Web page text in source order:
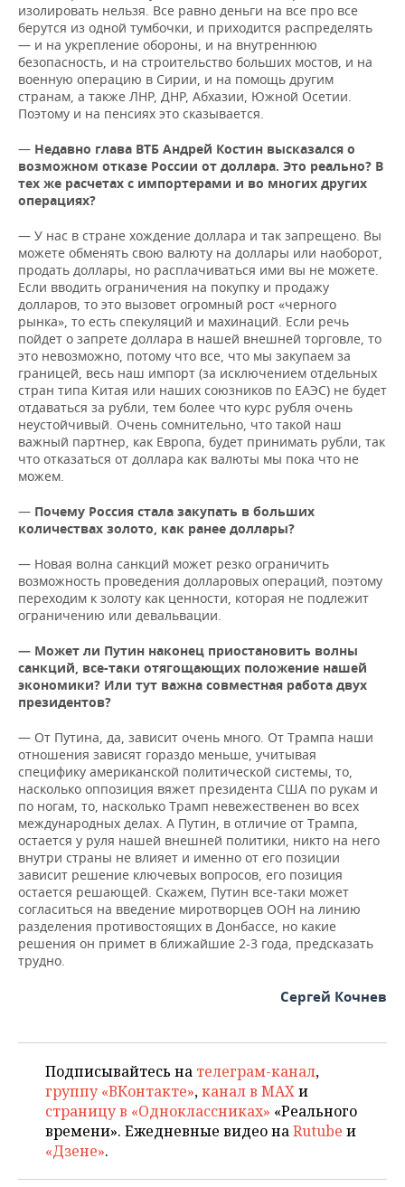
изолировать нельзя. Все равно деньги на все про все
берутся из одной тумбочки, и приходится распределять
— и на укрепление обороны, и на внутреннюю
безопасность, и на строительство больших мостов, и на
военную операцию в Сирии, и на помощь другим
странам, а также ЛНР, ДНР, Абхазии, Южной Осетии.
Поэтому и на пенсиях это сказывается.
— Недавно глава ВТБ Андрей Костин высказался о
возможном отказе России от доллара. Это реально? В
тех же расчетах с импортерами и во многих других
операциях?
— У нас в стране хождение доллара и так запрещено. Вы
можете обменять свою валюту на доллары или наоборот,
продать доллары, но расплачиваться ими вы не можете.
Если вводить ограничения на покупку и продажу
долларов, то это вызовет огромный рост «черного
рынка», то есть спекуляций и махинаций. Если речь
пойдет о запрете доллара в нашей внешней торговле, то
это невозможно, потому что все, что мы закупаем за
границей, весь наш импорт (за исключением отдельных
стран типа Китая или наших союзников по ЕАЭС) не будет
отдаваться за рубли, тем более что курс рубля очень
неустойчивый. Очень сомнительно, что такой наш
важный партнер, как Европа, будет принимать рубли, так
что отказаться от доллара как валюты мы пока что не
можем.
— Почему Россия стала закупать в больших
количествах золото, как ранее доллары?
— Новая волна санкций может резко ограничить
возможность проведения долларовых операций, поэтому
переходим к золоту как ценности, которая не подлежит
ограничению или девальвации.
— Может ли Путин наконец приостановить волны
санкций, все-таки отягощающих положение нашей
экономики? Или тут важна совместная работа двух
президентов?
— От Путина, да, зависит очень много. От Трампа наши
отношения зависят гораздо меньше, учитывая
специфику американской политической системы, то,
насколько оппозиция вяжет президента США по рукам и
по ногам, то, насколько Трамп невежественен во всех
международных делах. А Путин, в отличие от Трампа,
остается у руля нашей внешней политики, никто на него
внутри страны не влияет и именно от его позиции
зависит решение ключевых вопросов, его позиция
остается решающей. Скажем, Путин все-таки может
согласиться на введение миротворцев ООН на линию
разделения противостоящих в Донбассе, но какие
решения он примет в ближайшие 2-3 года, предсказать
трудно.
Сергей Кочнев
Подписывайтесь на телеграм-канал,
группу «ВКонтакте»,канал в MAXи
страницу в «Одноклассниках» «Реального
времени». Ежедневные видео наRutube и
«Дзене».